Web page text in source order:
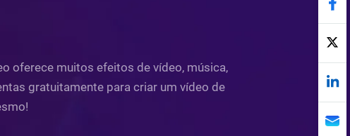
oferece muitos efeitos de vídeo, música,
gratuitamente para criar um vídeo de